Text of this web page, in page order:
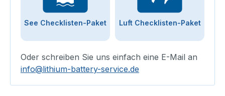
See Checklisten-Paket Luft Checklisten-Paket
Oder schreiben Sie uns einfach eine E-Mail an
info@lithium-battery-service.de